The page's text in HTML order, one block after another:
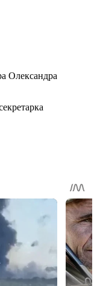
Олександра